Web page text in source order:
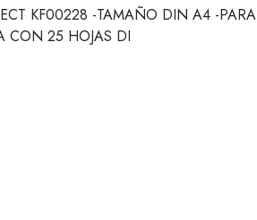
KF00228 -TAMAÑO DIN A4 -PARA
CON 25 HOJAS DI